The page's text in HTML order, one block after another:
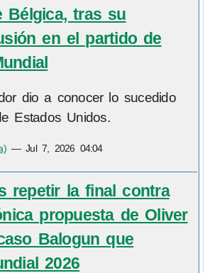
Bélgica, tras su
en el partido de
dio a conocer lo sucedido
Estados Unidos.
—Jul 7, 2026 04:04
repetir la final contra
propuesta de Oliver
Balogun que
2026